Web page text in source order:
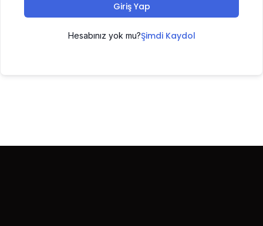
Giriş Yap
Hesabınız yok mu?Şimdi Kaydol